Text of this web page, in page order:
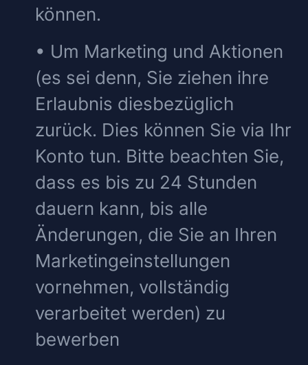
können.
• Um Marketing und Aktionen
(es sei denn, Sie ziehen ihre
Erlaubnis diesbezüglich
zurück. Dies können Sie via Ihr
Konto tun. Bitte beachten Sie,
dass es bis zu 24 Stunden
dauern kann, bis alle
Änderungen, die Sie an Ihren
Marketingeinstellungen
vornehmen, vollständig
verarbeitet werden) zu
bewerben